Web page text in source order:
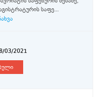
საფე...
03/2021